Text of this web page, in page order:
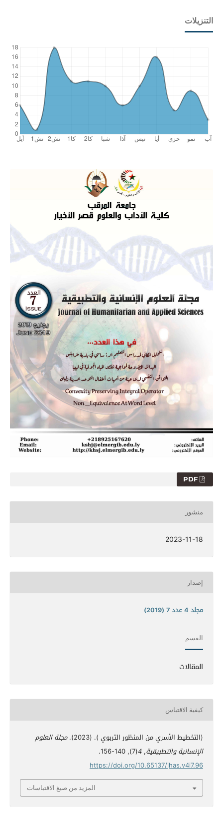
التنزيلات
PDF
منشور
2023-11-18
إصدار
مجلد 4 عدد 7 (2019)
القسم
المقالات
كيفية الاقتباس
(التخطيط الأسري من المنظور التربوي ). (2023).
مجلة العلوم
الإنسانية والتطبيقية,
4
(7), 140-156.
https://doi.org/10.65137/jhas.v4i7.96
المزيد من صيغ الاقتباسات